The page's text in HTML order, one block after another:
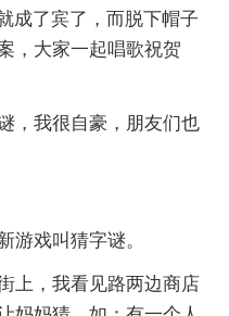
成了宾了，而脱下帽子
，大家一起唱歌祝贺
，我很自豪，朋友们也
游戏叫猜字谜。
上，我看见路两边商店